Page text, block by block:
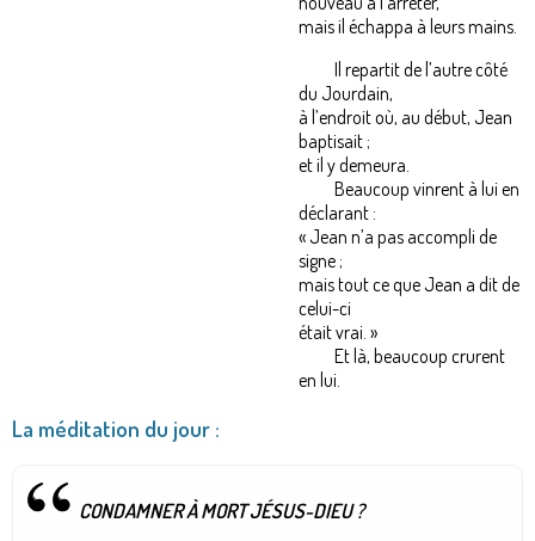
mais il échappa à leurs mains.
Il repartit de l’autre côté
du Jourdain,
à l’endroit où, au début, Jean
baptisait ;
et il y demeura.
Beaucoup vinrent à lui en
déclarant :
« Jean n’a pas accompli de
signe ;
mais tout ce que Jean a dit de
celui-ci
était vrai. »
Et là, beaucoup crurent
en lui.
La méditation du jour :
CONDAMNER À MORT JÉSUS-DIEU ?